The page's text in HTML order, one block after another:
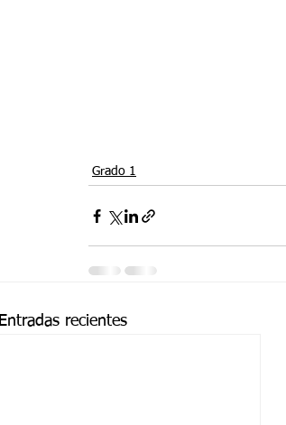
Grado 1
Entradas recientes